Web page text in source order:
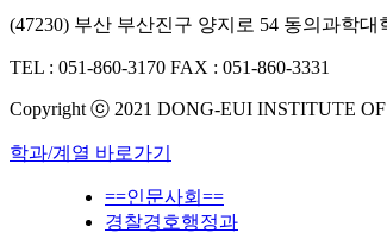
(47230) 부산 부산진구 양지로 54 동의과학
TEL : 051-860-3170 FAX : 051-860-3331
Copyright ⓒ 2021 DONG-EUI INSTITUTE
학과/계열 바로가기
==인문사회==
경찰경호행정과